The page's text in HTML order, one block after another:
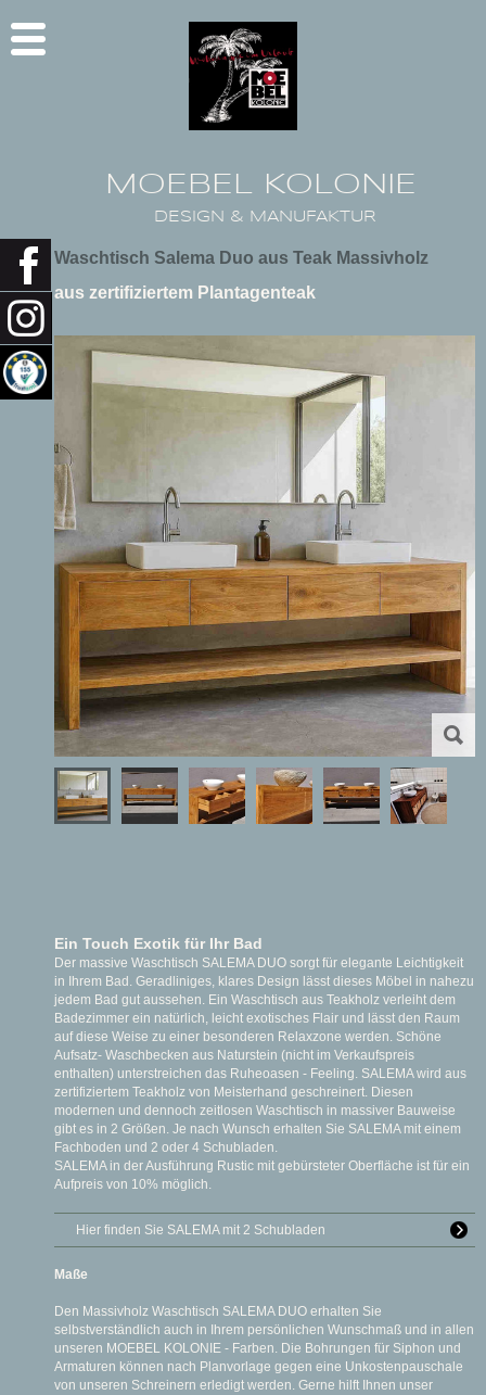
MOEBEL KOLONIE
DESIGN & MANUFAKTUR
Waschtisch Salema Duo aus Teak Massivholz
aus zertifiziertem Plantagenteak
Ein Touch Exotik für Ihr Bad
Der massive Waschtisch SALEMA DUO sorgt für elegante Leichtigkeit
in Ihrem Bad. Geradliniges, klares Design lässt dieses Möbel in nahezu
jedem Bad gut aussehen. Ein Waschtisch aus Teakholz verleiht dem
Badezimmer ein natürlich, leicht exotisches Flair und lässt den Raum
auf diese Weise zu einer besonderen Relaxzone werden. Schöne
Aufsatz- Waschbecken aus Naturstein (nicht im Verkaufspreis
enthalten) unterstreichen das Ruheoasen - Feeling. SALEMA wird aus
zertifiziertem Teakholz von Meisterhand geschreinert. Diesen
modernen und dennoch zeitlosen Waschtisch in massiver Bauweise
gibt es in 2 Größen. Je nach Wunsch erhalten Sie SALEMA mit einem
Fachboden und 2 oder 4 Schubladen.
SALEMA in der Ausführung Rustic mit gebürsteter Oberfläche ist für ein
Aufpreis von 10% möglich.
Hier finden Sie SALEMA mit 2 Schubladen
Maße
Den Massivholz Waschtisch SALEMA DUO erhalten Sie
selbstverständlich auch in Ihrem persönlichen Wunschmaß und in allen
unseren MOEBEL KOLONIE - Farben. Die Bohrungen für Siphon und
Armaturen können nach Planvorlage gegen eine Unkostenpauschale
von unseren Schreinern erledigt werden. Gerne hilft Ihnen unser